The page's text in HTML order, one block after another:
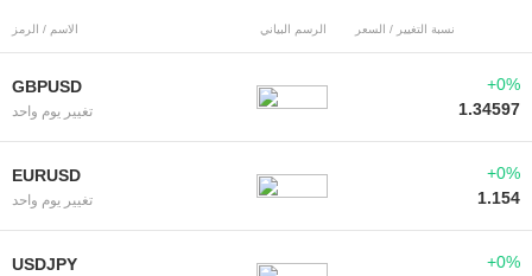
الاسم / الرمز الرسم البياني نسبة التغيير / السعر
GBPUSD
تغيير يوم واحد
+0%
1.34597
EURUSD
تغيير يوم واحد
+0%
1.154
USDJPY
+0%